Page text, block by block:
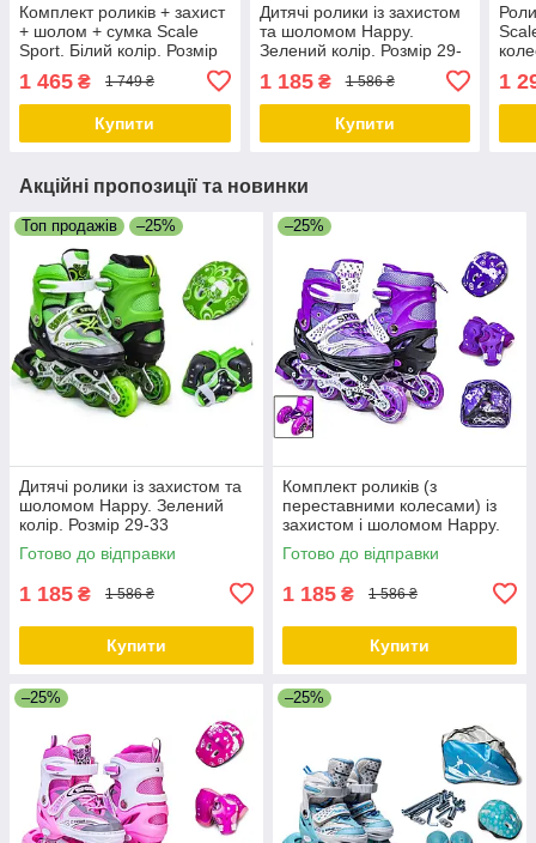
Комплект роликів + захист
+ шолом + сумка Scale
Sport. Білий колір. Розмір
1 465 ₴ 1 749 ₴
Купити
Дитячі ролики із захистом
та шоломом Happy.
Зелений колір. Розмір 29-
1 185₴ 1 586 ₴
Купити
1
Акційні пропозиції та новинки
Топ продажів –25%
Дитячі ролики із захистом та
шоломом Happy. Зелений
колір. Розмір 29-33
Готово до відправки
1 185 ₴ 1 586 ₴
Купити
–25%
Комплект роликів (з
переставними колесами) із
захистом і шоломом Happy.
Фіолетовий комплект. Розмір
29-33
Готово до відправки
1 185 ₴ 1 586 ₴
Купити
–25% –25%